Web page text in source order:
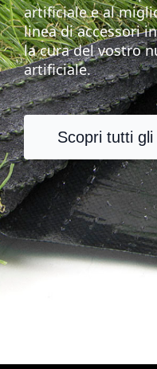
artificiale e al
linea di accessori
la cura del vostro
artificiale.
Scopri tutti gli